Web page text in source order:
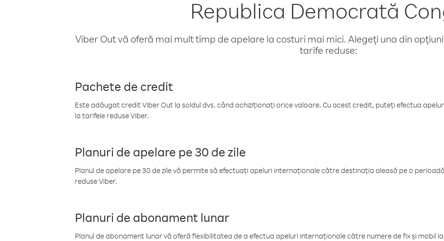
Republica Democrată
Viber Out vă oferă mai mult timp de apelare la costuri mai mici. Alegeți una din
tarife reduse:
Pachete de credit
Este adăugat credit Viber Out la soldul dvs. când achiziționați orice valoare. Cu acest credit, puteți efectua
la tarifele reduse Viber.
Planuri de apelare pe 30 de zile
Planul de apelare pe 30 de zile vă permite să efectuați apeluri internaționale către destinația aleasă pe o
reduse Viber.
Planuri de abonament lunar
Planul de abonament lunar vă oferă flexibilitatea de a efectua apeluri internaționale către numere de fix și mobil